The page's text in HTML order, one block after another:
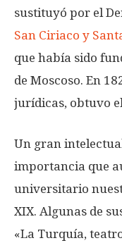
sustituyó por el
San Ciriaco y
que había sido
de Moscoso. En
jurídicas, obtuvo
Un gran
importancia que
universitario
XIX. Algunas de
«La Turquía,